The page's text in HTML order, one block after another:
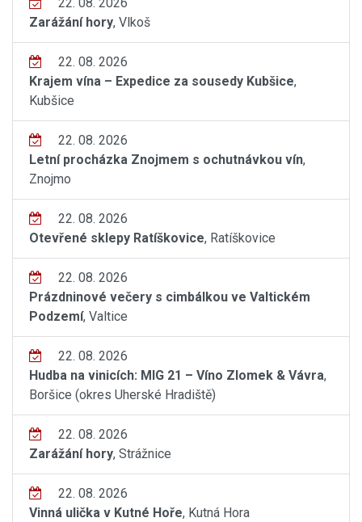
22. 08. 2026
Zarážání hory, Vlkoš
22. 08. 2026
Krajem vína – Expedice za sousedy Kubšice,
Kubšice
22. 08. 2026
Letní procházka Znojmem s ochutnávkou vín,
Znojmo
22. 08. 2026
Otevřené sklepy Ratíškovice, Ratíškovice
22. 08. 2026
Prázdninové večery s cimbálkou ve Valtickém
Podzemí, Valtice
22. 08. 2026
Hudba na vinicích: MIG 21 – Víno Zlomek & Vávra,
Boršice (okres Uherské Hradiště)
22. 08. 2026
Zarážání hory, Strážnice
22. 08. 2026
Vinná ulička v Kutné Hoře, Kutná Hora